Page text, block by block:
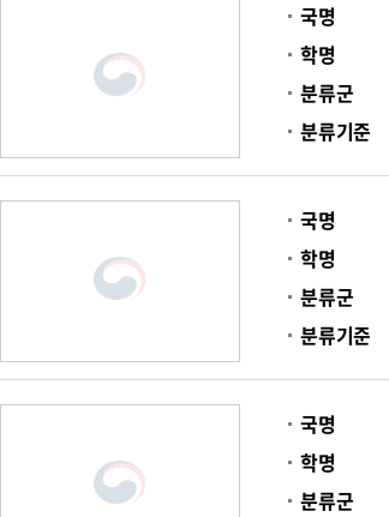
국명
학명
분류군
분류기준
국명
학명
분류군
분류기준
국명
학명
분류군